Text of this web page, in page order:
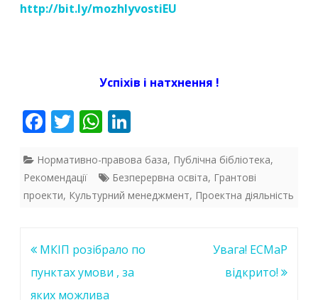
http://bit.ly/mozhlyvostiEU
Успіхів і натхнення !
F
e
b
k
T
itt
er
W
at
s
A
p
k
e
Нормативно-правова база, Публічна бібліотека,
Рекомендації
Безперервна освіта, Грантові
проекти, Культурний менеджмент, Проектна діяльність
Навігація
записів
МКІП розібрало по
пунктах умови , за
яких можлива
Увага! ЕСМаР
відкрито!